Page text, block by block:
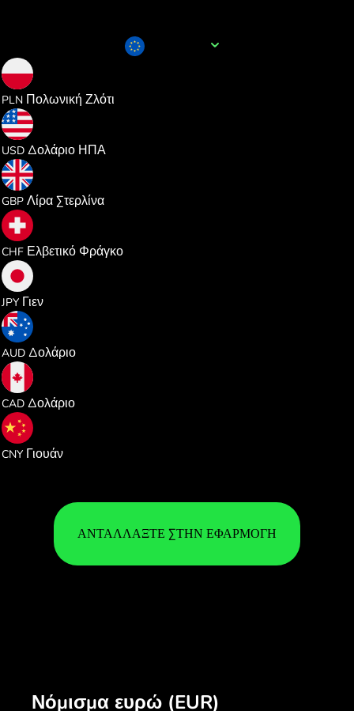
PLN Πολωνική Ζλότι
USD Δολάριο ΗΠΑ
GBP Λίρα Στερλίνα
CHF Ελβετικό Φράγκο
JPY Γιεν
AUD Δολάριο
CAD Δολάριο
CNY Γιουάν
ΑΝΤΑΛΛΆΞΤΕ ΣΤΗΝ ΕΦΑΡΜΟΓΉ
Νόμισμα ευρώ (EUR)